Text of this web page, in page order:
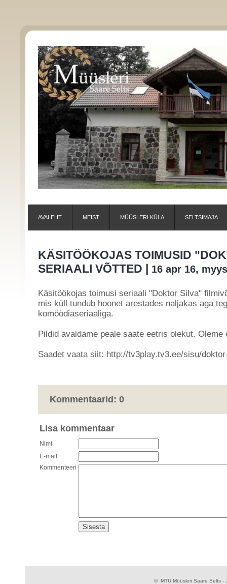
AVALEHT MEIST MÜÜSLERI KÜLA SELTSIMAJA
KÄSITÖÖKOJAS TOIMUSID
SERIAALI VÕTTED |
16 apr 16,
Käsitöökojas toimusi seriaali "Doktor Silva"
mis küll tundub hoonet arestades naljakas aga
komöödiaseriaaliga.
Pildid avaldame peale saate eetris olekut.
Saadet vaata siit: http://tv3play.tv3.ee/sisu/
Kommentaarid: 0
Lisa kommentaar
Nimi
E-mail
Kommenteeri
© MTÜ Müüsleri Saare Selts -